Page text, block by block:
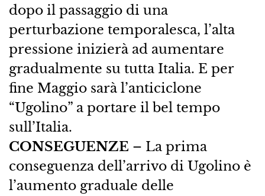
dopo il passaggio di una
perturbazione temporalesca, l’alta
pressione inizierà ad aumentare
gradualmente su tutta Italia. E per
fine Maggio sarà l’anticiclone
“Ugolino” a portare il bel tempo
sull’Italia.
CONSEGUENZE – La prima
conseguenza dell’arrivo di Ugolino è
l’aumento graduale delle